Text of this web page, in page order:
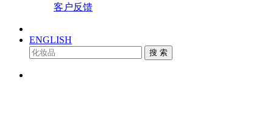
客户反馈
ENGLISH